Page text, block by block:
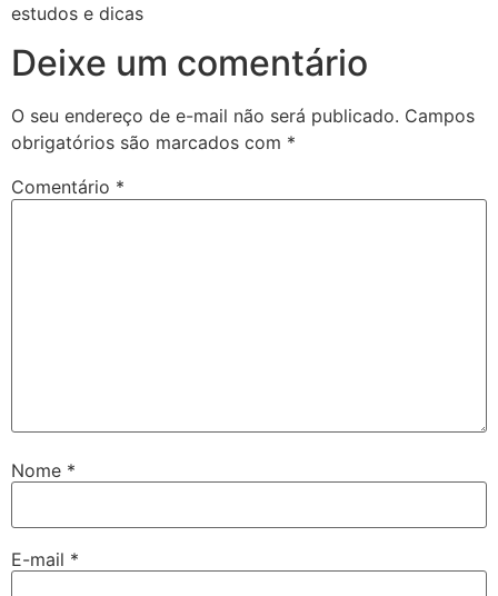
estudos e dicas
Deixe um comentário
O seu endereço de e-mail não será publicado. Campos
obrigatórios são marcados com *
Comentário *
Nome *
E-mail *